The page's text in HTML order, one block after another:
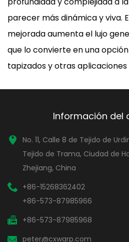
parecer más dinámica y viva.
mejorada aumenta el lujo
que lo convierte en una
tapizados y otras
Información del
No. 11, Calle 8 de Tejido de
Tejido de Trama, Ciudad de
Zhejiang, China
+86-15268362402
+86-573-87985966
+86-573-87985968
peter@cxwarp.com